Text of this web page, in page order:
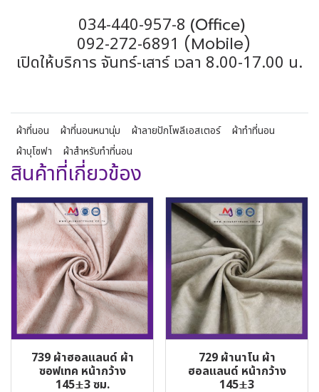
034-440-957-8 (Office)
092-272-6891 (Mobile)
เปิดให้บริการ จันทร์-เสาร์ เวลา 8.00-17.00 น.
ผ้าที่นอน ผ้าที่นอนหนานุ่ม ผ้าลายปักโพลีเอสเตอร์
ผ้าทำที่นอน
ผ้าบุโซฟา
ผ้าสำหรับทำที่นอน
สินค้าที่เกี่ยวข้อง
739 ผ้าฮอลแลนด์ ผ้า
ซอฟเทค หน้ากว้าง
145±3 ซม.
729 ผ้านาโน ผ้า
ฮอลแลนด์ หน้ากว้าง
145±3